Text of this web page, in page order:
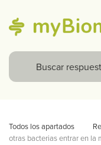
Todos los apartados
otras bacterias entrar en la